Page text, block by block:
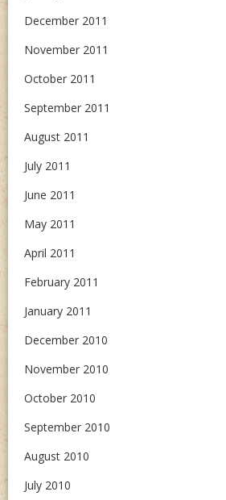
December 2011
November 2011
October 2011
September 2011
August 2011
July 2011
June 2011
May 2011
April 2011
February 2011
January 2011
December 2010
November 2010
October 2010
September 2010
August 2010
July 2010